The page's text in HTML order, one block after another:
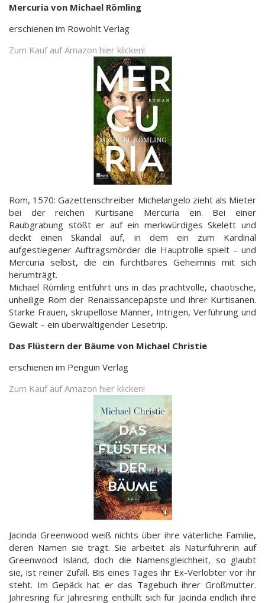
Mercuria von Michael Römling
erschienen im Rowohlt Verlag
Zum Kauf auf Amazon hier klicken!
Rom, 1570: Gazettenschreiber Michelangelo zieht als Mieter
bei der reichen Kurtisane Mercuria ein. Bei einer
Raubgrabung stößt er auf ein merkwürdiges Skelett und
deckt einen Skandal auf, in dem ein zum Kardinal
aufgestiegener Auftragsmörder die Hauptrolle spielt – und
Mercuria selbst, die ein furchtbares Geheimnis mit sich
herumträgt.
Michael Römling entführt uns in das prachtvolle, chaotische,
unheilige Rom der Renaissancepäpste und ihrer Kurtisanen.
Starke Frauen, skrupellose Männer, Intrigen, Verführung und
Gewalt – ein überwältigender Lesetrip.
Das Flüstern der Bäume von Michael Christie
erschienen im Penguin Verlag
Zum Kauf auf Amazon hier klicken!
Jacinda Greenwood weiß nichts über ihre väterliche Familie,
deren Namen sie trägt. Sie arbeitet als Naturführerin auf
Greenwood Island, doch die Namensgleichheit, so glaubt
sie, ist reiner Zufall. Bis eines Tages ihr Ex-Verlobter vor ihr
steht. Im Gepäck hat er das Tagebuch ihrer Großmutter.
Jahresring für Jahresring enthüllt sich für Jacinda endlich ihre